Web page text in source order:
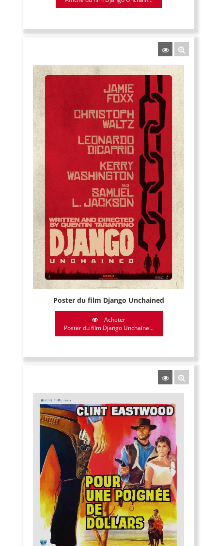
Poster du film Django Unchained
Acheter
Poster du film Django Unchaine...